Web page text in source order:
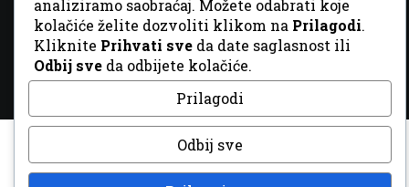
analiziramo saobraćaj. Možete odabrati koje
kolačiće želite dozvoliti klikom na Prilagodi.
Kliknite Prihvati sve da date saglasnost ili
Odbij sve da odbijete kolačiće.
Prilagodi
Odbij sve